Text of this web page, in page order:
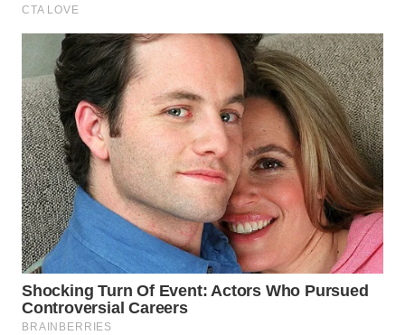
INFRASTRUKTUR
WAHANA
KONSUMEN
WAHANA
LISTRIK
WAHANA
TRAVEL
WAHANA
TV
WAHANANEWS